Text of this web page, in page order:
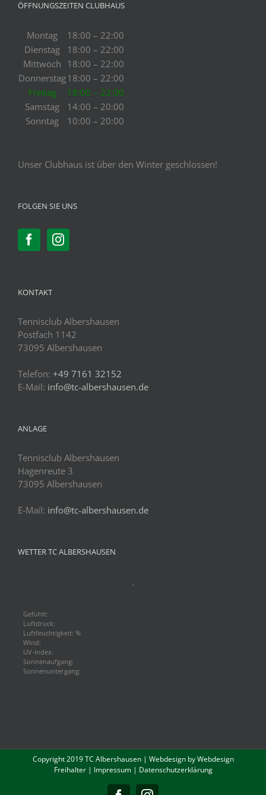
ÖFFNUNGSZEITEN CLUBHAUS
Montag
18:00 – 22:00
Dienstag
18:00 – 22:00
Mittwoch 18:00 – 22:00
Donnerstag18:00 – 22:00
Freitag
18:00 – 22:00
Samstag
14:00 – 20:00
Sonntag
10:00 – 20:00
Unser Clubhaus ist über den Winter geschlossen!
FOLGEN SIE UNS
KONTAKT
Tennisclub Albershausen
Postfach 1142
73095 Albershausen
Telefon: +49 7161 32152
E-Mail: info@tc-albershausen.de
ANLAGE
Tennisclub Albershausen
Hagenreute 3
73095 Albershausen
E-Mail: info@tc-albershausen.de
WETTER TC ALBERSHAUSEN
Gefühlt:
Luftdruck:
Luftfeuchtigkeit: %
Wind:
UV-Index:
Sonnenaufgang:
Sonnenuntergang:
Copyright 2019 TC Albershausen | Webdesign byWebdesign
Freihalter| Impressum| Datenschutzerklärung